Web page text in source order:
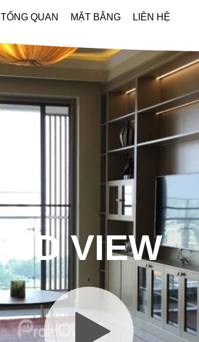
TỔNG QUAN MẶT BẰNG LIÊN HỆ
3D VIEW